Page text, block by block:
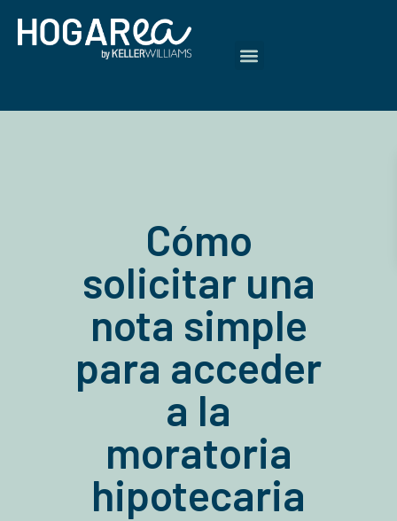
Cómo
solicitar una
nota simple
para acceder
a la
moratoria
hipotecaria